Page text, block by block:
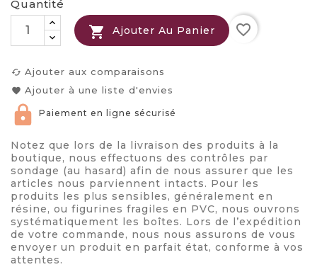
Quantité
 Ajouter Au Panier favorite_border
cached Ajouter aux comparaisons
favorite Ajouter à une liste d'envies
Paiement en ligne sécurisé
Notez que lors de la livraison des produits à la
boutique, nous effectuons des contrôles par
sondage (au hasard) afin de nous assurer que les
articles nous parviennent intacts. Pour les
produits les plus sensibles, généralement en
résine, ou figurines fragiles en PVC, nous ouvrons
systématiquement les boîtes. Lors de l’expédition
de votre commande, nous nous assurons de vous
envoyer un produit en parfait état, conforme à vos
attentes.